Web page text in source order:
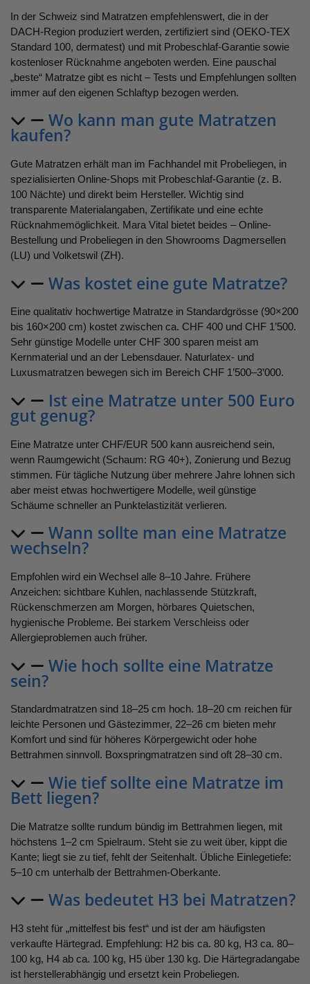
In der Schweiz sind Matratzen empfehlenswert, die in der
DACH-Region produziert werden, zertifiziert sind (OEKO-TEX
Standard 100, dermatest) und mit Probeschlaf-Garantie sowie
kostenloser Rücknahme angeboten werden. Eine pauschal
„beste“ Matratze gibt es nicht – Tests und Empfehlungen sollten
immer auf den eigenen Schlaftyp bezogen werden.
Wo kann man gute Matratzen
kaufen?
Gute Matratzen erhält man im Fachhandel mit Probeliegen, in
spezialisierten Online-Shops mit Probeschlaf-Garantie (z. B.
100 Nächte) und direkt beim Hersteller. Wichtig sind
transparente Materialangaben, Zertifikate und eine echte
Rücknahmemöglichkeit. Mara Vital bietet beides – Online-
Bestellung und Probeliegen in den Showrooms Dagmersellen
(LU) und Volketswil (ZH).
Was kostet eine gute Matratze?
Eine qualitativ hochwertige Matratze in Standardgrösse (90×200
bis 160×200 cm) kostet zwischen ca. CHF 400 und CHF 1’500.
Sehr günstige Modelle unter CHF 300 sparen meist am
Kernmaterial und an der Lebensdauer. Naturlatex- und
Luxusmatratzen bewegen sich im Bereich CHF 1’500–3’000.
Ist eine Matratze unter 500 Euro
gut genug?
Eine Matratze unter CHF/EUR 500 kann ausreichend sein,
wenn Raumgewicht (Schaum: RG 40+), Zonierung und Bezug
stimmen. Für tägliche Nutzung über mehrere Jahre lohnen sich
aber meist etwas hochwertigere Modelle, weil günstige
Schäume schneller an Punktelastizität verlieren.
Wann sollte man eine Matratze
wechseln?
Empfohlen wird ein Wechsel alle 8–10 Jahre. Frühere
Anzeichen: sichtbare Kuhlen, nachlassende Stützkraft,
Rückenschmerzen am Morgen, hörbares Quietschen,
hygienische Probleme. Bei starkem Verschleiss oder
Allergieproblemen auch früher.
Wie hoch sollte eine Matratze
sein?
Standardmatratzen sind 18–25 cm hoch. 18–20 cm reichen für
leichte Personen und Gästezimmer, 22–26 cm bieten mehr
Komfort und sind für höheres Körpergewicht oder hohe
Bettrahmen sinnvoll. Boxspringmatratzen sind oft 28–30 cm.
Wie tief sollte eine Matratze im
Bett liegen?
Die Matratze sollte rundum bündig im Bettrahmen liegen, mit
höchstens 1–2 cm Spielraum. Steht sie zu weit über, kippt die
Kante; liegt sie zu tief, fehlt der Seitenhalt. Übliche Einlegetiefe:
5–10 cm unterhalb der Bettrahmen-Oberkante.
Was bedeutet H3 bei Matratzen?
H3 steht für „mittelfest bis fest“ und ist der am häufigsten
verkaufte Härtegrad. Empfehlung: H2 bis ca. 80 kg, H3 ca. 80–
100 kg, H4 ab ca. 100 kg, H5 über 130 kg. Die Härtegradangabe
ist herstellerabhängig und ersetzt kein Probeliegen.